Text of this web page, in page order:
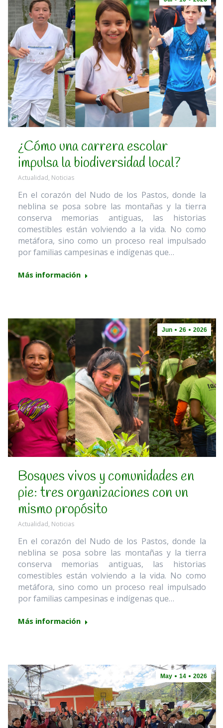
¿Cómo una carrera escolar
impulsa la biodiversidad local?
Actualidad, Noticias
En el corazón del Nudo de los Pastos, donde la
neblina se posa sobre las montañas y la tierra
conserva memorias antiguas, las historias
comestibles están volviendo a la vida. No como
metáfora, sino como un proceso real impulsado
por familias campesinas e indígenas que…
Más información
Jun 26 2026
Bosques vivos y comunidades en
pie: tres organizaciones con un
mismo propósito
Actualidad, Noticias
En el corazón del Nudo de los Pastos, donde la
neblina se posa sobre las montañas y la tierra
conserva memorias antiguas, las historias
comestibles están volviendo a la vida. No como
metáfora, sino como un proceso real impulsado
por familias campesinas e indígenas que…
Más información
May 14 2026